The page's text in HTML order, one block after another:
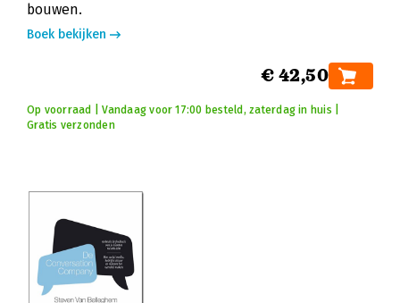
bouwen.
Boek bekijken
€ 42,50
Op voorraad | Vandaag voor 17:00 besteld, zaterdag in huis |
Gratis verzonden